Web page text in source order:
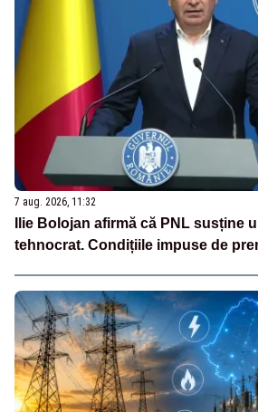
7 aug. 2026, 11:32
Ilie Bolojan afirmă că PNL susține
tehnocrat. Condițiile impuse de